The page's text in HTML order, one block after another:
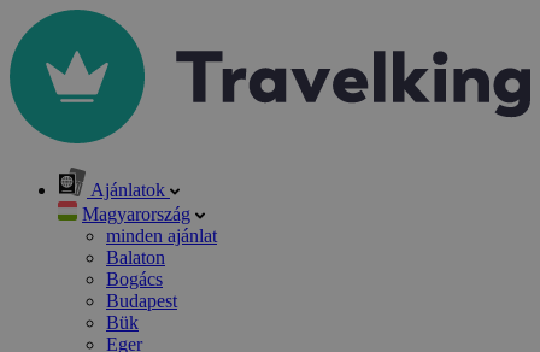
Ajánlatok
Magyarország
minden ajánlat
Balaton
Bogács
Budapest
Bük
Eger